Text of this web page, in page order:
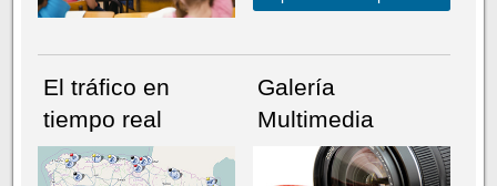
El tráfico en
tiempo real
Galería
Multimedia